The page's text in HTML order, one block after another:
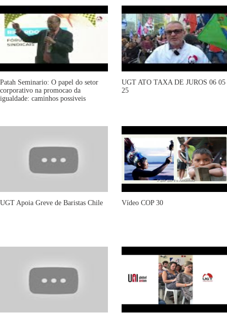
Patah Seminario: O papel do setor
corporativo na promocao da
igualdade: caminhos possiveis
UGT ATO TAXA DE JUROS 06 05
25
UGT Apoia Greve de Baristas Chile Vídeo COP 30